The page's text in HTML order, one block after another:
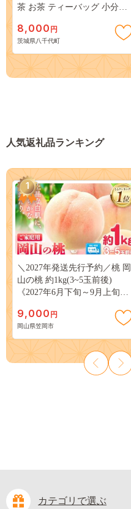
茶 お茶 ティーバッグ 小分け
八千代町 [AF018ya]
8,000 円
茨城県八千代町
人気返礼品ランキング
1
＼2027年発送先行予約／桃 岡
山の桃 約1kg(3~5玉前後)
《2027年6月下旬～9月上旬頃
岡山 はくとう スイーツ フル
ーツ 果物 デザート 旬 モモ も
も 先行予約 送料無料 果物 岡
山県 笠岡市 清水白桃 白鳳 白
麗 クール便---
kasaoka_zsy_419_100---
9,000 円
岡山県笠岡市
カテゴリで選ぶ